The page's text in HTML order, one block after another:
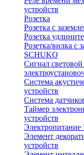
устройств
Розетка
Розетка с
Розетка
Розетка/вилка с
SCHUKO
Сигнал
Система
устройств
Система
Таймер
устройств
Электропитание
Элемент
устройств